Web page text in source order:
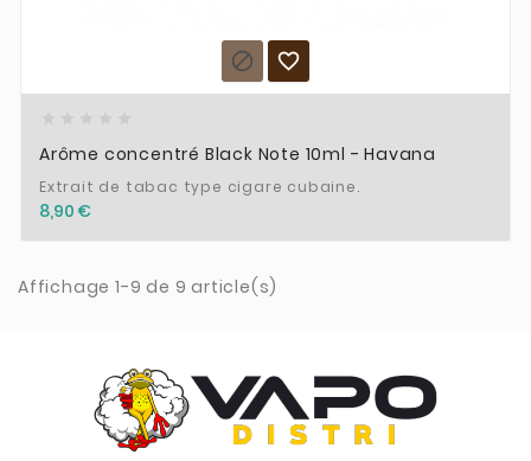
 
Arôme concentré Black Note 10ml - Havana
Extrait de tabac type cigare cubaine.
8,90 €
Affichage 1-9 de 9 article(s)